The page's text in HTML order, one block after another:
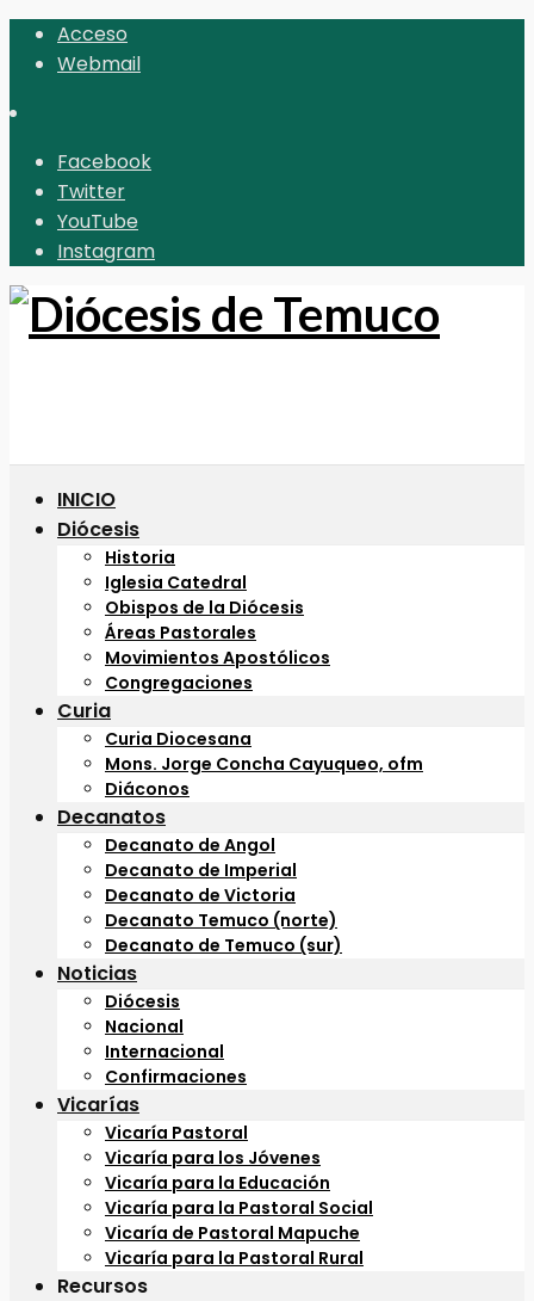
Acceso
Webmail
Facebook
Twitter
YouTube
Instagram
INICIO
Diócesis
Historia
Iglesia Catedral
Obispos de la Diócesis
Áreas Pastorales
Movimientos Apostólicos
Congregaciones
Curia
Curia Diocesana
Mons. Jorge Concha Cayuqueo, ofm
Diáconos
Decanatos
Decanato de Angol
Decanato de Imperial
Decanato de Victoria
Decanato Temuco (norte)
Decanato de Temuco (sur)
Noticias
Diócesis
Nacional
Internacional
Confirmaciones
Vicarías
Vicaría Pastoral
Vicaría para los Jóvenes
Vicaría para la Educación
Vicaría para la Pastoral Social
Vicaría de Pastoral Mapuche
Vicaría para la Pastoral Rural
Recursos